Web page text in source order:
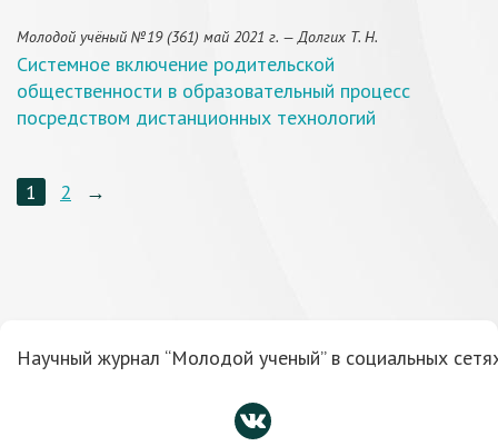
Молодой учёный №19 (361) май 2021 г. — Долгих Т. Н.
Системное включение родительской
общественности в образовательный процесс
посредством дистанционных технологий
1 2 →
Научный журнал “Молодой ученый” в социальных